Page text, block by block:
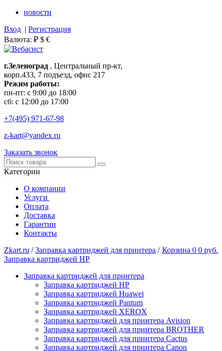
новости
Вход | Регистрация
Валюта: ₽ $ €
г.Зеленоград , Центральный пр-кт,
корп.433, 7 подъезд, офис 217
Режим работы:
пн-пт: с 9:00 до 18:00
сб: с 12:00 до 17:00
+7(495) 971-67-98
z-kart@yandex.ru
Заказать звонок
Категории
О компании
Услуги
Оплата
Доставка
Гарантии
Контакты
Корзина 0 0 руб.
Zkart.ru /Заправка картриджей для принтера /
Заправка картриджей HP
Заправка картриджей для принтера
Заправка картриджей HP
Заправка картриджей Huawei
Заправка картриджей Pantum
Заправка картриджей XEROX
Заправка картриджей для принтера Avision
Заправка картриджей для принтера BROTHER
Заправка картриджей для принтера Cactus
Заправка картриджей для принтера Canon